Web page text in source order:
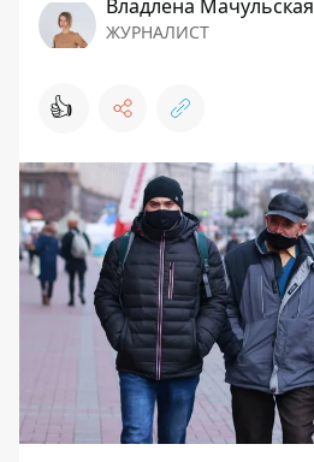
Владлена Мачульская
ЖУРНАЛИСТ
👍